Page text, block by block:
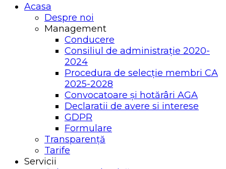
Acasa
Despre noi
Management
Conducere
Consiliul de administrație 2020-
2024
Procedura de selecție membri CA
2025-2028
Convocatoare și hotărâri AGA
Declaratii de avere si interese
GDPR
Formulare
Transparență
Tarife
Servicii